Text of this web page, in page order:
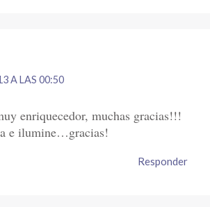
A LAS 00:50
enriquecedor, muchas gracias!!!
e ilumine…gracias!
Responder